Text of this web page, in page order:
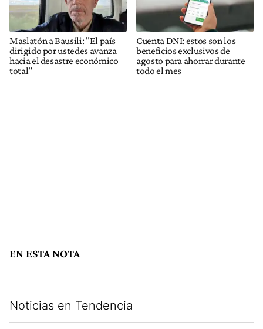
Maslatón a Bausili: "El país
dirigido por ustedes avanza
hacia el desastre económico
total"
Cuenta DNI: estos son los
beneficios exclusivos de
agosto para ahorrar durante
todo el mes
EN ESTA NOTA
Noticias en Tendencia